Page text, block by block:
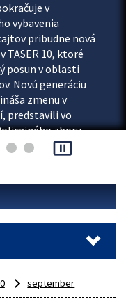
v
vybavenia
pribudne nová
10, ktoré
posun v oblasti
Novú generáciu
zmenu v
predstavili vo
zboru
pause_presentation
september